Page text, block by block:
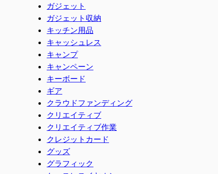
ガジェット
ガジェット収納
キッチン用品
キャッシュレス
キャンプ
キャンペーン
キーボード
ギア
クラウドファンディング
クリエイティブ
クリエイティブ作業
クレジットカード
グッズ
グラフィック